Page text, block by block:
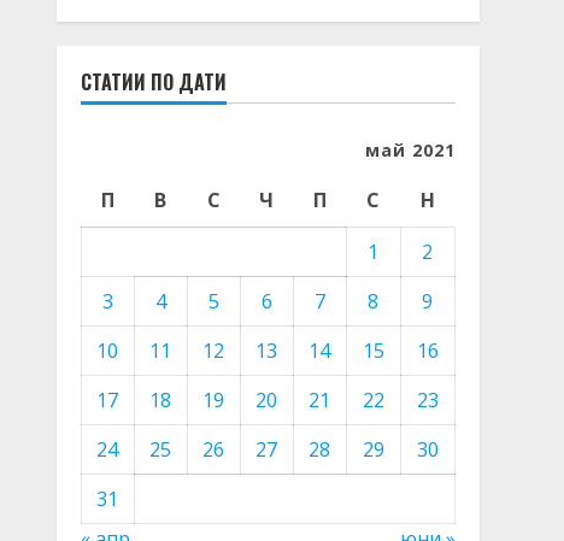
СТАТИИ ПО ДАТИ
май 2021
П В С Ч П С
Н
1
2
3
4 5 6 7 8
9
10
11 12 13 14 15
16
17
18 19 20 21 22
23
24
25 26 27 28 29
30
31